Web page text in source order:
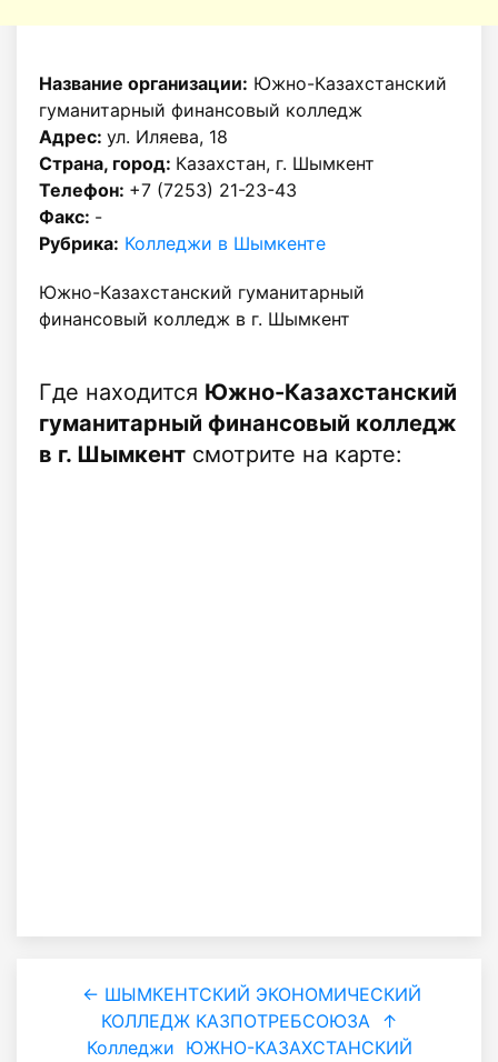
Название организации: Южно-Казахстанский
гуманитарный финансовый колледж
Адрес: ул. Иляева, 18
Страна, город: Казахстан, г. Шымкент
Телефон: +7 (7253) 21-23-43
Факс: -
Рубрика: Колледжи в Шымкенте
Южно-Казахстанский гуманитарный
финансовый колледж в г. Шымкент
Где находится Южно-Казахстанский
гуманитарный финансовый колледж
в г. Шымкент смотрите на карте:
← ШЫМКЕНТСКИЙ ЭКОНОМИЧЕСКИЙ
КОЛЛЕДЖ КАЗПОТРЕБСОЮЗА
↑
Колледжи ЮЖНО-КАЗАХСТАНСКИЙ